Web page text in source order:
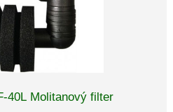
40L Molitanový filter